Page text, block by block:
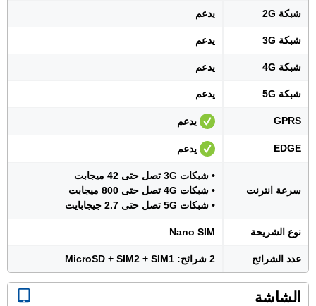
شبكة 2G يدعم
شبكة 3G يدعم
شبكة 4G يدعم
شبكة 5G يدعم
GPRS يدعم
EDGE يدعم
سرعة انترنت
• شبكات 3G تصل حتى 42 ميجابت
• شبكات 4G تصل حتى 800 ميجابت
• شبكات 5G تصل حتى 2.7 جيجابايت
نوع الشريحة Nano SIM
عدد الشرائح 2 شرائح: MicroSD + SIM2 + SIM1
الشاشة